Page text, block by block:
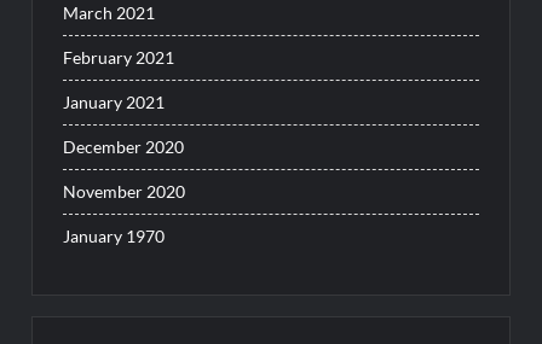
March 2021
February 2021
January 2021
December 2020
November 2020
January 1970